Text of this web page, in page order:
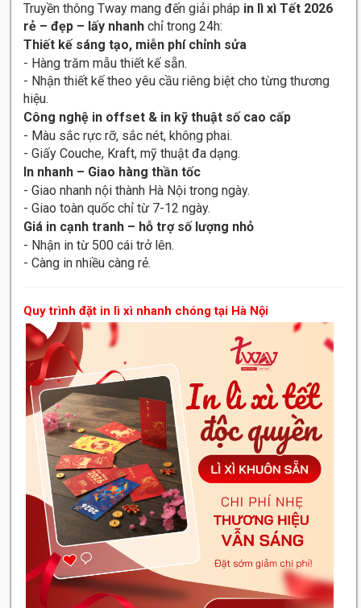
Truyền thông Tway mang đến giải pháp in lì xì Tết 2026
rẻ – đẹp – lấy nhanh chỉ trong 24h:
Thiết kế sáng tạo, miễn phí chỉnh sửa
- Hàng trăm mẫu thiết kế sẵn.
- Nhận thiết kế theo yêu cầu riêng biệt cho từng thương
hiệu.
Công nghệ in offset & in kỹ thuật số cao cấp
- Màu sắc rực rỡ, sắc nét, không phai.
- Giấy Couche, Kraft, mỹ thuật đa dạng.
In nhanh – Giao hàng thần tốc
- Giao nhanh nội thành Hà Nội trong ngày.
- Giao toàn quốc chỉ từ 7-12 ngày.
Giá in cạnh tranh – hỗ trợ số lượng nhỏ
- Nhận in từ 500 cái trở lên.
- Càng in nhiều càng rẻ.
Quy trình đặt in lì xì nhanh chóng tại Hà Nội